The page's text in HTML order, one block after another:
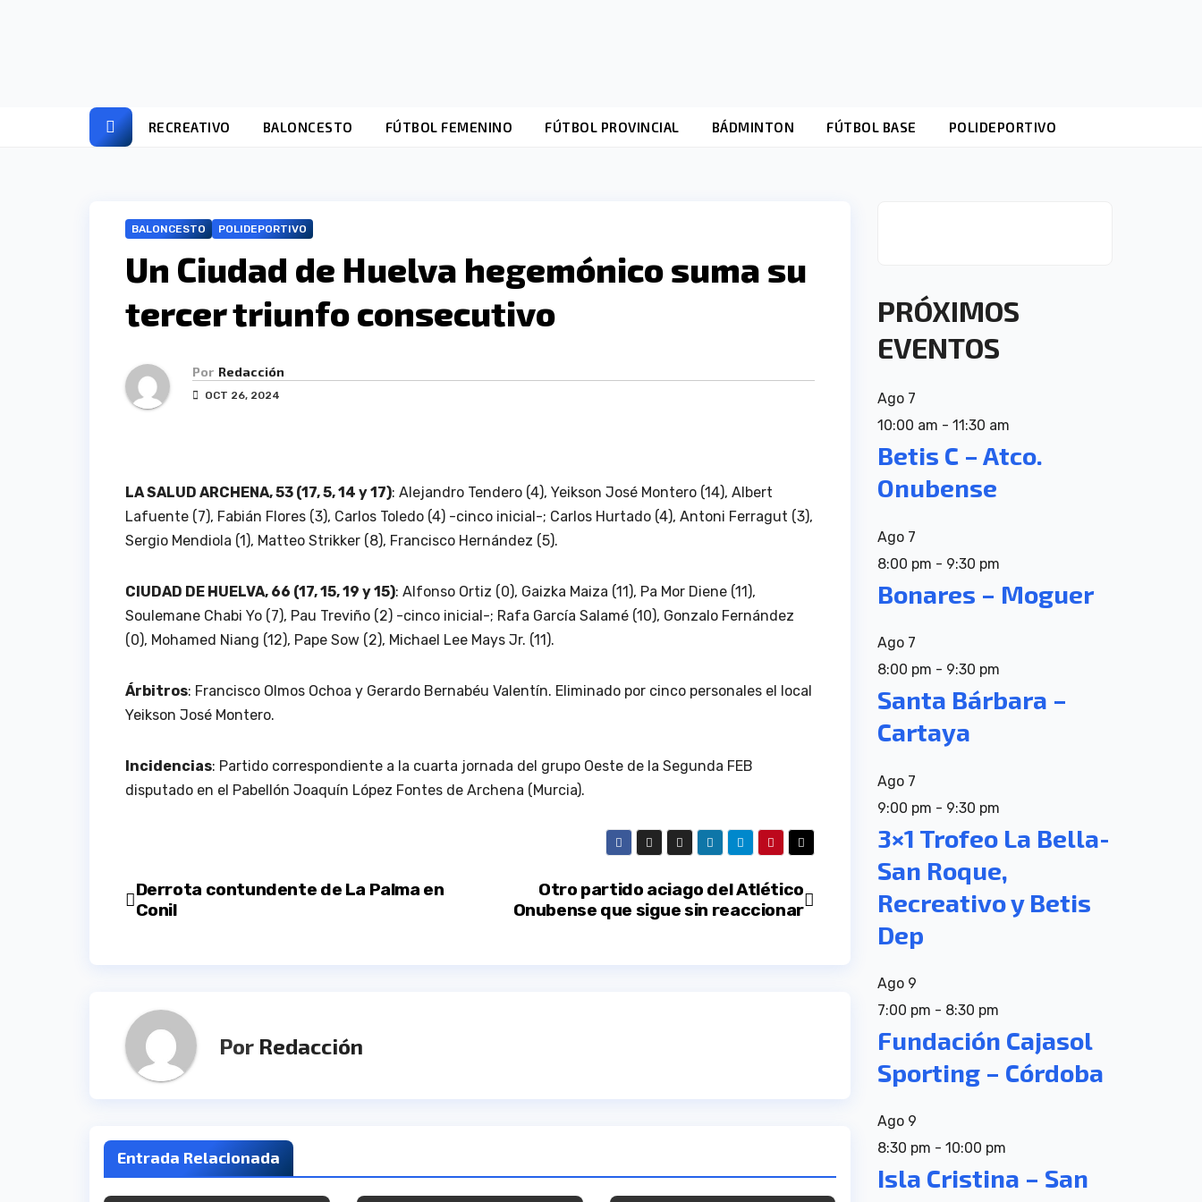
RECREATIVO BALONCESTO FÚTBOL FEMENINO FÚTBOL PROVINCIAL BÁDMINTON FÚTBOL BASE POLIDEPORTIVO
BALONCESTO POLIDEPORTIVO
Un Ciudad de Huelva hegemónico suma su
tercer triunfo consecutivo
Por Redacción
OCT 26, 2024
LA SALUD ARCHENA, 53 (17, 5, 14 y 17): Alejandro Tendero (4), Yeikson José Montero (14), Albert
Lafuente (7), Fabián Flores (3), Carlos Toledo (4) -cinco inicial-; Carlos Hurtado (4), Antoni Ferragut (3),
Sergio Mendiola (1), Matteo Strikker (8), Francisco Hernández (5).
CIUDAD DE HUELVA, 66 (17, 15, 19 y 15): Alfonso Ortiz (0), Gaizka Maiza (11), Pa Mor Diene (11),
Soulemane Chabi Yo (7), Pau Treviño (2) -cinco inicial-; Rafa García Salamé (10), Gonzalo Fernández
(0), Mohamed Niang (12), Pape Sow (2), Michael Lee Mays Jr. (11).
Árbitros: Francisco Olmos Ochoa y Gerardo Bernabéu Valentín. Eliminado por cinco personales el local
Yeikson José Montero.
Incidencias: Partido correspondiente a la cuarta jornada del grupo Oeste de la Segunda FEB
disputado en el Pabellón Joaquín López Fontes de Archena (Murcia).
Navegación
Otro partido aciago del Atlético
Onubense que sigue sin reaccionar
Derrota contundente de La Palma en
Conil
Por Redacción
Entrada Relacionada
PRÓXIMOS
EVENTOS
Ago 7
10:00 am - 11:30 am
Betis C – Atco.
Onubense
Ago 7
8:00 pm - 9:30 pm
Bonares – Moguer
Ago 7
8:00 pm - 9:30 pm
Santa Bárbara –
Cartaya
Ago 7
9:00 pm - 9:30 pm
3×1 Trofeo La Bella-
San Roque,
Recreativo y Betis
Dep
Ago 9
7:00 pm - 8:30 pm
Fundación Cajasol
Sporting – Córdoba
Ago 9
8:30 pm - 10:00 pm
Isla Cristina – San